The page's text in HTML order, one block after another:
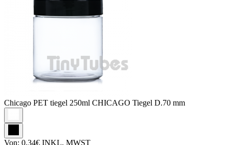
Chicago PET tiegel 250ml CHICAGO Tiegel D.70 mm
Von: 0,34€ INKL. MWST